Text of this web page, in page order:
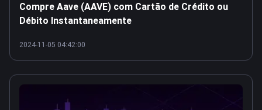
Compre Aave (AAVE) com Cartão de Crédito ou
Débito Instantaneamente
2024-11-05 04:42:00